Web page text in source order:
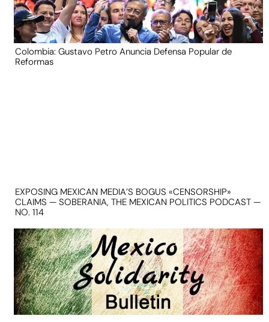
Colombia: Gustavo Petro Anuncia Defensa Popular de
Reformas
EXPOSING MEXICAN MEDIA’S BOGUS «CENSORSHIP»
CLAIMS — SOBERANIA, THE MEXICAN POLITICS PODCAST —
NO. 114